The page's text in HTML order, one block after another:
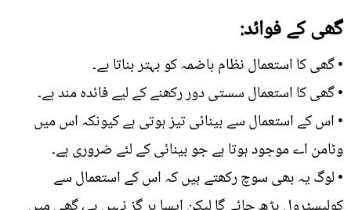
گھی کے فوائد:
• گھی کا استعمال نظام ہاضمہ کو بہتر بناتا ہے۔
• گھی کا استعمال سستی دور رکھنے کے لیے فائدہ مند ہے۔
• اس کے استعمال سے بینائی تیز ہوتی ہے کیونکہ اس میں
وٹامن اے موجود ہوتا ہے جو بینائی کے لئے ضروری ہے۔
• لوگ یہ بھی سوچ رکھتے ہیں کہ اس کے استعمال سے